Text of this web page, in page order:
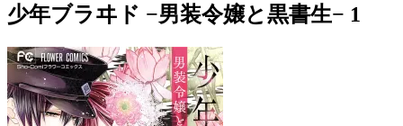
少年ブラヰド −男装令嬢と黒書生− 1